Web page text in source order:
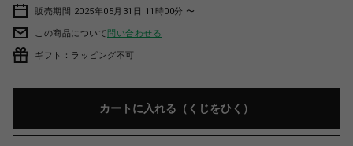
販売期間 2025年05月31日 11時00分 〜
この商品について問い合わせる
ギフト：ラッピング不可
カートに入れる（くじをひく）